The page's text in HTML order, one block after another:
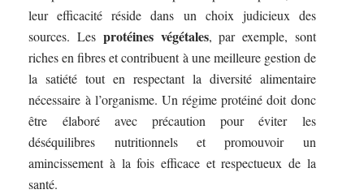
leur efficacité réside dans un choix judicieux des
sources. Les protéines végétales, par exemple, sont
riches en fibres et contribuent à une meilleure gestion de
la satiété tout en respectant la diversité alimentaire
nécessaire à l’organisme. Un régime protéiné doit donc
être élaboré avec précaution pour éviter les
déséquilibres nutritionnels et promouvoir un
amincissement à la fois efficace et respectueux de la
santé.